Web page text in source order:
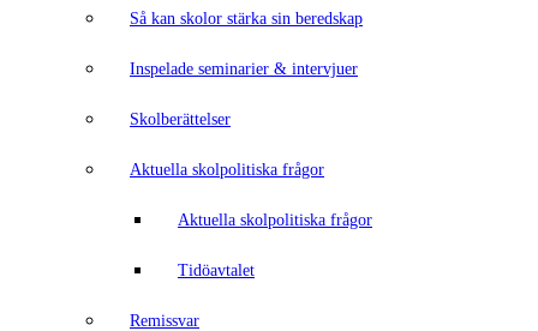
Så kan skolor stärka sin beredskap
Inspelade seminarier & intervjuer
Skolberättelser
Aktuella skolpolitiska frågor
Aktuella skolpolitiska frågor
Tidöavtalet
Remissvar